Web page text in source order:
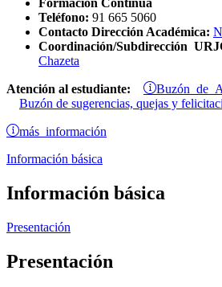
Formación Continua
Teléfono: 91 665 5060
Contacto Dirección Académica:
Coordinación/Subdirección
Chazeta
Atención al estudiante: Buzón de
Buzón de sugerencias, quejas y
más información
Información básica
Información básica
Presentación
Presentación